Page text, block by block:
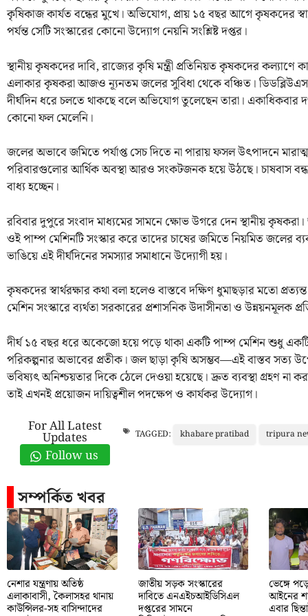
কৃষিকাজ কার্যত বন্ধের মুখে। অভিযোগ, প্রায় ১৫ বছর আগে কৃষকদের
পর্যন্ত সেটি সংস্কারের কোনো উদ্যোগ নেয়নি সংশ্লিষ্ট দপ্তর।
স্থানীয় কৃষকদের দাবি, রাজ্যের কৃষি মন্ত্রী প্রতিনিয়ত কৃষকদের
এলাকার কৃষকরা আজও ন্যূনতম জলের সুবিধা থেকে বঞ্চিত।
দীর্ঘদিন ধরে চলতে থাকছে বলে অভিযোগ তুলেছেন তারা। একাধিকবার
কোনো ফল মেলেনি।
জলের অভাবে জমিতে পর্যাপ্ত সেচ দিতে না পারায় ফসল উৎপাদনে
পরিবারগুলোর আর্থিক অবস্থা আরও সংকটজনক হয়ে উঠছে। চাষবাস বন্ধ
বাধ্য হচ্ছেন।
রবিবার দুপুরে সংবাদ মাধ্যমের সামনে ক্ষোভ উগরে দেন স্থানীয়
ওই পাম্প মেশিনটি সংস্কার করে তাদের চাষের জমিতে নিয়মিত জলের
ভাঙিয়ে এই দীর্ঘদিনের সমস্যার সমাধানে উদ্যোগী হয়।
কৃষকদের স্বার্থরক্ষার কথা বলা হলেও বাস্তবে দক্ষিণ ধুমাছড়ার মতো
মেশিন সংস্কারে ব্যর্থতা সরকারের প্রশাসনিক উদাসীনতা ও
দীর্ঘ ১৫ বছর ধরে অকেজো হয়ে পড়ে থাকা একটি পাম্প মেশিন শুধু একটি
পরিকল্পনার অভাবের প্রতীক। জল ছাড়া কৃষি অসম্ভব—এই বাস্তব সত্য
ভবিষ্যৎ অনিশ্চয়তার দিকে ঠেলে দেওয়া হয়েছে। দ্রুত ব্যবস্থা গ্রহণ না
তাই এখনই প্রয়োজন দায়িত্বশীল পদক্ষেপ ও কার্যকর উদ্যোগ।
For All Latest
Updates
Follow us
TAGGED: khabare pratibad tripura
সম্পর্কিত খবর
নেশার যন্ত্রণায় অতিষ্ঠ
এলাকাবাসী, কৈলাসহর থানায়
কাউন্সিলর-সহ বাসিন্দাদের
জাতীয় সড়ক সংস্কারের
দাবিতে এনএইচআইডিসিএল
দপ্তরের সামনে
ভেঙ্গে
আইনের
এবার